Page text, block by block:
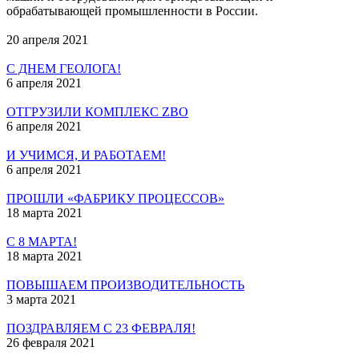
обрабатывающей промышленности в России.
20 апреля 2021
С ДНЕМ ГЕОЛОГА!
6 апреля 2021
ОТГРУЗИЛИ КОМПЛЕКС ZBO
6 апреля 2021
И УЧИМСЯ, И РАБОТАЕМ!
6 апреля 2021
ПРОШЛИ «ФАБРИКУ ПРОЦЕССОВ»
18 марта 2021
С 8 МАРТА!
18 марта 2021
ПОВЫШАЕМ ПРОИЗВОДИТЕЛЬНОСТЬ
3 марта 2021
ПОЗДРАВЛЯЕМ С 23 ФЕВРАЛЯ!
26 февраля 2021